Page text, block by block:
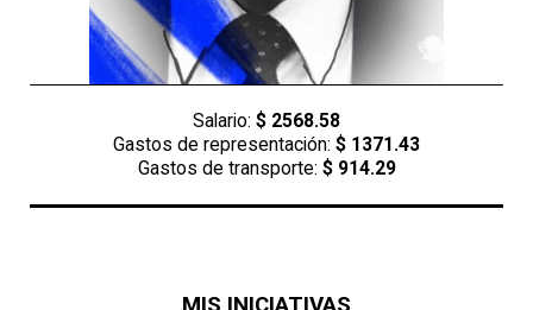
Salario: $ 2568.58
Gastos de representación: $ 1371.43
Gastos de transporte: $ 914.29